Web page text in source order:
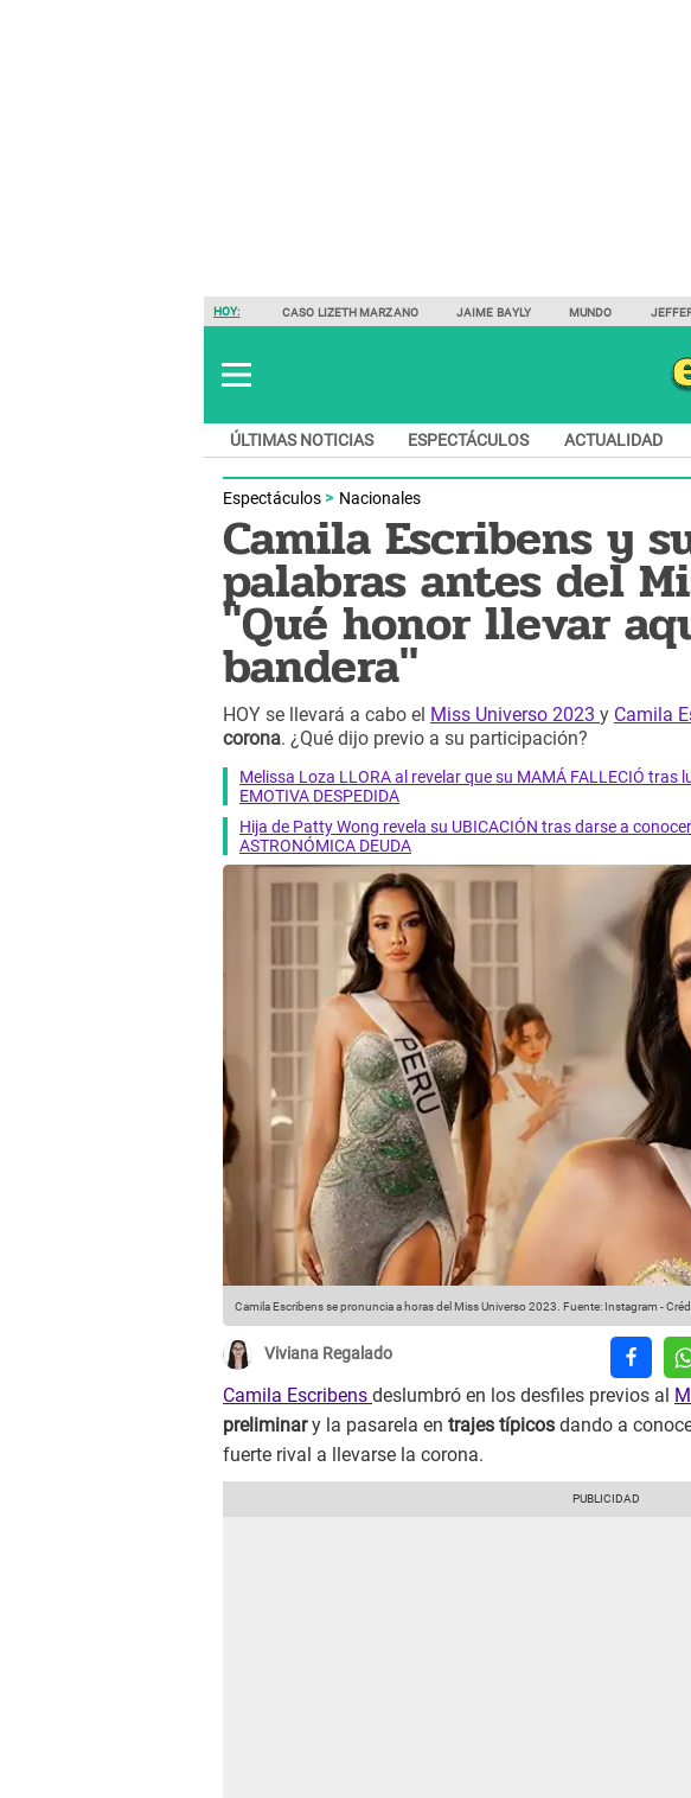
HOY: CASO LIZETH MARZANO JAIME BAYLY MUNDO
ÚLTIMAS NOTICIAS ESPECTÁCULOS ACTUALIDAD
Espectáculos Nacionales
Camila Escribens y
palabras antes del
"Qué honor llevar
bandera"
HOY se llevará a cabo el Miss Universo 2023 y Camila
corona. ¿Qué dijo previo a su participación?
Melissa Loza LLORA al revelar que su MAMÁ FALLECIÓ tras
EMOTIVA DESPEDIDA
Hija de Patty Wong revela su UBICACIÓN tras darse a
ASTRONÓMICA DEUDA
Camila Escribens se pronuncia a horas del Miss Universo 2023. Fuente: Instagram -
Viviana Regalado
Camila Escribens deslumbró en los desfiles previos al
preliminary la pasarela en trajes típicos dando a
fuerte rival a llevarse la corona.